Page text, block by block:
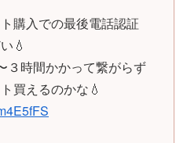
購入での最後電話認証
💧
３時間かかって繋がらず
買えるのかな💧